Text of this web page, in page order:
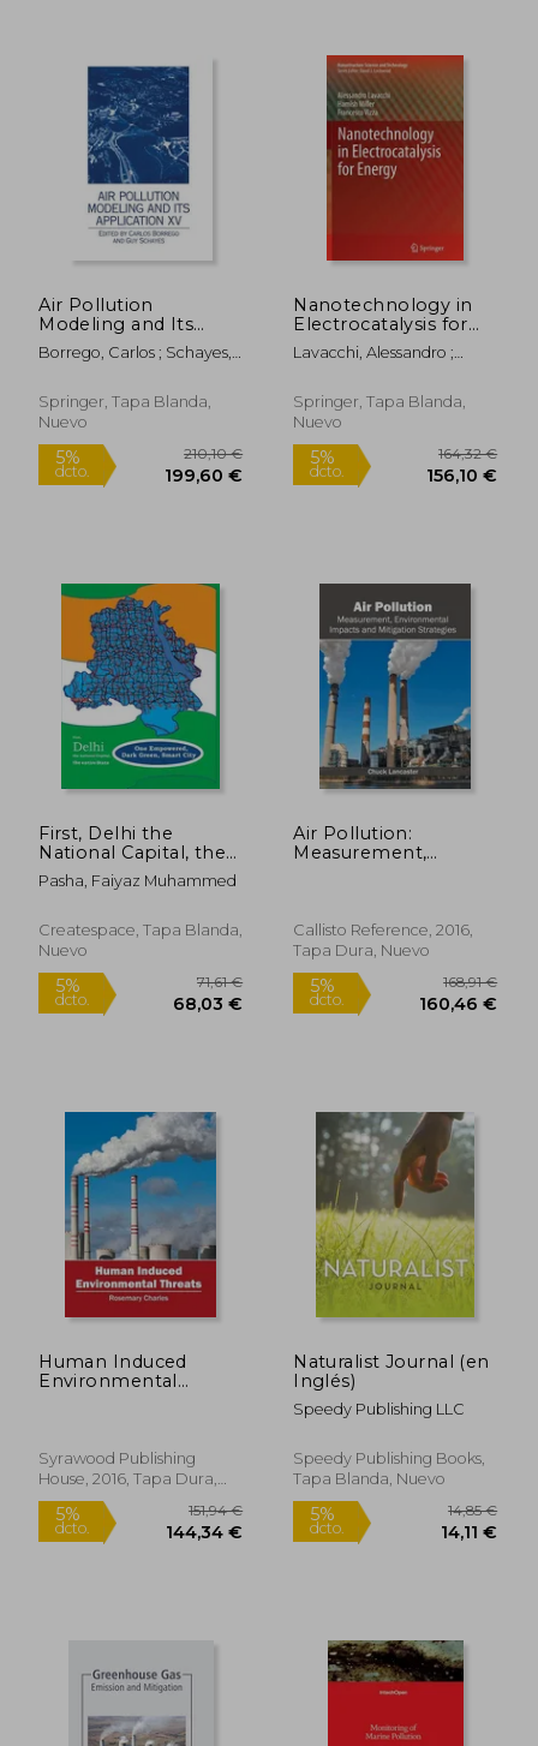
5%
dcto. 295,30 €
5%
dcto.
5%
dcto.
160,30 €
152,29 €
5%
dcto.
Air Pollution
Modeling and Its
Application XV (en
Inglés)
Borrego, Carlos ; Schayes,
Springer, Tapa Blanda,
Nuevo
dcto.
210,10 €
199,60 €
Nanotechnology in
Electrocatalysis for
Energy (en Inglés)
Lavacchi, Alessandro ;
Francesco
Springer, Tapa Blanda,
Nuevo
5%
dcto.
First, Delhi the
National Capital, the
entire State, One
Empowered, Dark
Later, India, the entire
Nation (en Inglés)
Pasha, Faiyaz Muhammed
Createspace, Tapa Blanda,
Nuevo
Air Pollution:
Measurement,
(en Inglés)
Callisto Reference, 2016,
Tapa Dura, Nuevo
Human Induced
Environmental
Syrawood Publishing
House, 2016, Tapa Dura,
Nuevo
Naturalist Journal (en
Inglés)
Speedy Publishing LLC
Speedy Publishing Books,
Tapa Blanda, Nuevo